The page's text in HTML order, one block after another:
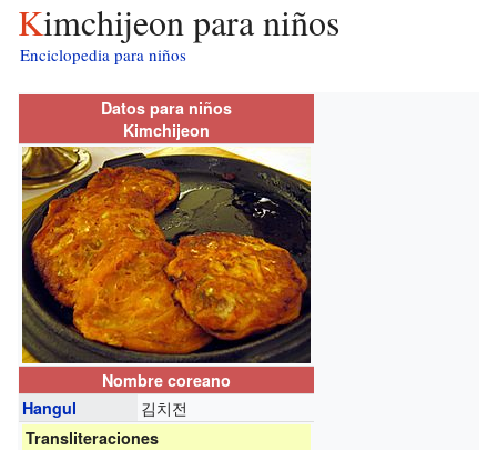
Kimchijeon para niños
Enciclopedia para niños
Datos para niños
Kimchijeon
Nombre coreano
Hangul
김치전
Transliteraciones